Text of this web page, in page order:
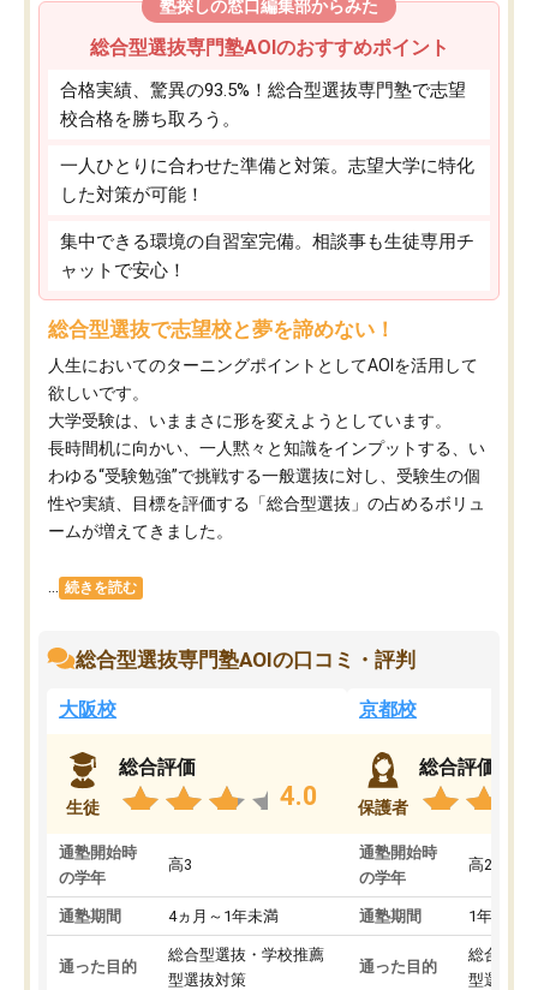
塾探しの窓口編集部からみた
総合型選抜専門塾AOIのおすすめポイント
合格実績、驚異の93.5%！総合型選抜専門塾で志望
校合格を勝ち取ろう。
一人ひとりに合わせた準備と対策。志望大学に特化
した対策が可能！
集中できる環境の自習室完備。相談事も生徒専用チ
ャットで安心！
総合型選抜で志望校と夢を諦めない！
人生においてのターニングポイントとしてAOIを活用して
欲しいです。
大学受験は、いままさに形を変えようとしています。
長時間机に向かい、一人黙々と知識をインプットする、い
わゆる“受験勉強”で挑戦する一般選抜に対し、受験生の個
性や実績、目標を評価する「総合型選抜」の占めるボリュ
ームが増えてきました。
続きを読む
総合型選抜専門塾AOIの口コミ・評判
大阪校
生徒
総合評価
4.0
通塾開始時
の学年
高3
通塾期間 4ヵ月～1年未満
通った目的
総合型選抜・学校推薦
型選抜対策
京都校
保護者
総合評価
通塾開始時
の学年
高2
通塾期間 1年以上
通った目的
総合型選
型選抜対